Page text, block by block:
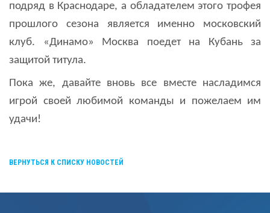
подряд в Краснодаре, а обладателем этого трофея
прошлого сезона является именно московский
клуб. «Динамо» Москва поедет на Кубань за
защитой титула.
Пока же, давайте вновь все вместе насладимся
игрой своей любимой команды и пожелаем им
удачи!
ВЕРНУТЬСЯ К СПИСКУ НОВОСТЕЙ